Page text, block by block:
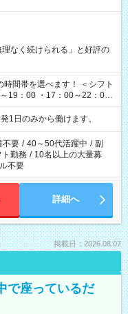
なく続けられる」と好評の
19：00 ・17：00～22：00
6：00 など
1日のみから働けます。
不要 / 40～50代活躍中 / 副
ト勤務 / 10名以上の大量募
不要
詳細へ
掲載日：2026.08.07
で座っているだ